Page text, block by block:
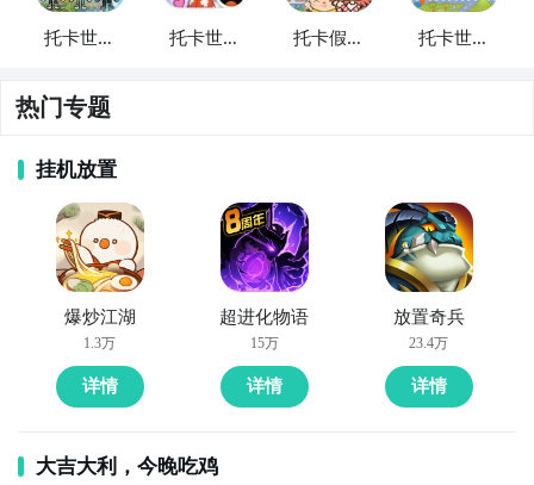
托卡世界
托卡世界
托卡假期
托卡世界
热门专题
挂机放置
爆炒江湖
1.3万
详情
超进化物语
15万
详情
放置奇兵
23.4万
详情
大吉大利，今晚吃鸡